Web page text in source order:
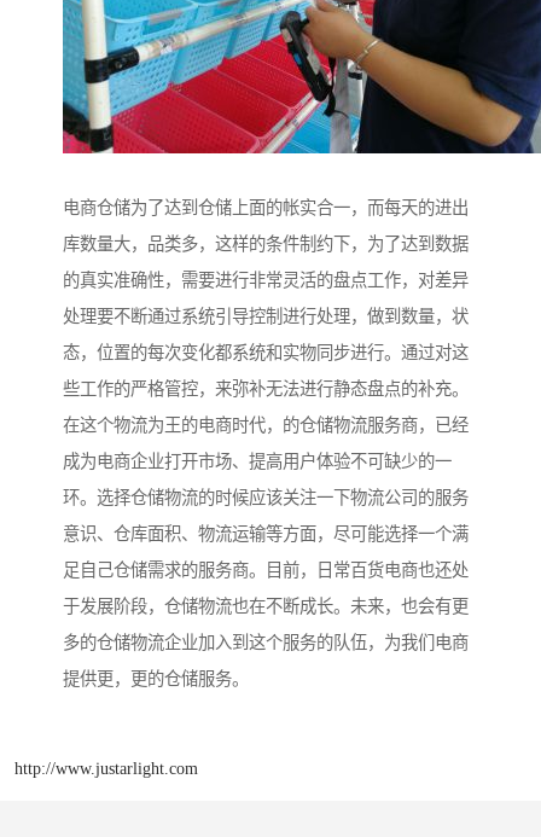
电商仓储为了达到仓储上面的帐实合一，而每天的进出
库数量大，品类多，这样的条件制约下，为了达到数据
的真实准确性，需要进行非常灵活的盘点工作，对差异
处理要不断通过系统引导控制进行处理，做到数量，状
态，位置的每次变化都系统和实物同步进行。通过对这
些工作的严格管控，来弥补无法进行静态盘点的补充。
在这个物流为王的电商时代，的仓储物流服务商，已经
成为电商企业打开市场、提高用户体验不可缺少的一
环。选择仓储物流的时候应该关注一下物流公司的服务
意识、仓库面积、物流运输等方面，尽可能选择一个满
足自己仓储需求的服务商。目前，日常百货电商也还处
于发展阶段，仓储物流也在不断成长。未来，也会有更
多的仓储物流企业加入到这个服务的队伍，为我们电商
提供更，更的仓储服务。
http://www.justarlight.com